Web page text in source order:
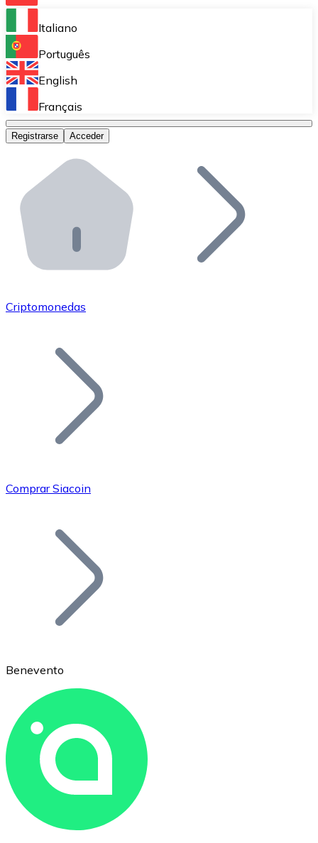
Bitnovo Ramp
Integra nuestra solución en tu plataforma.
Bitnovo Giftcards
Bitnovo OTC
Bitnovo ATM
Integra un ATM Bitnovo en tu negocio y permite que
Bitnovo API
Integra nuestra API en tu ecosistema.
Únete a nuestra red de distribuidores.
Añade tu proyecto a nuestro ecosistema.
Bitcoin
Ethereum
ETH
Italiano
Português
English
Français
Registrarse Acceder
Criptomonedas
Comprar Siacoin
Benevento